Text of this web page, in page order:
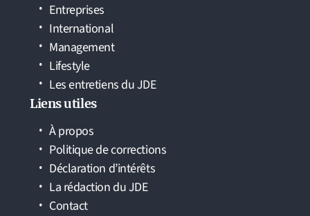
Entreprises
International
Management
Lifestyle
Les entretiens du JDE
Liens utiles
À propos
Politique de corrections
Déclaration d’intérêts
La rédaction du JDE
Contact